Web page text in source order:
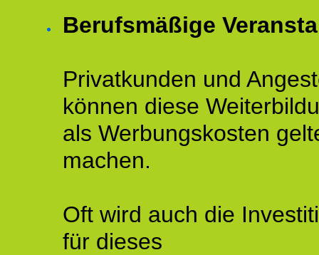
Berufsmäßige
Privatkunden und
können diese
als Werbungskosten
machen.
Oft wird auch die
für dieses